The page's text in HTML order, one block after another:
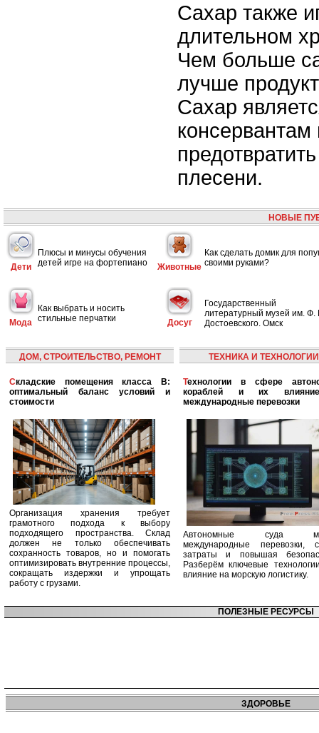
Сахар также
длительном
Чем больше
лучше
Сахар
консервантам
плесени.
НОВЫЕ
Дети
Плюсы и минусы обучения
детей игре на фортепиано
Животные
Как сделать домик для
своими руками?
Мода
Как выбрать и носить
стильные перчатки
Досуг
Государственный
литературный музей им. Ф.
Достоевского. Омск
ДОМ, СТРОИТЕЛЬСТВО, РЕМОНТ
Складские помещения класса B:
оптимальный баланс условий и
стоимости
Организация хранения требует
грамотного подхода к выбору
подходящего пространства. Склад
должен не только обеспечивать
сохранность товаров, но и помогать
оптимизировать внутренние процессы,
сокращать издержки и упрощать
работу с грузами.
ТЕХНИКА И ТЕХНОЛОГИИ
Технологии в сфере автономных
кораблей и их
международные перевозки
Автономные суда
международные перевозки,
затраты и повышая
Разберём ключевые
влияние на морскую логистику.
ПОЛЕЗНЫЕ РЕСУРСЫ
ЗДОРОВЬЕ